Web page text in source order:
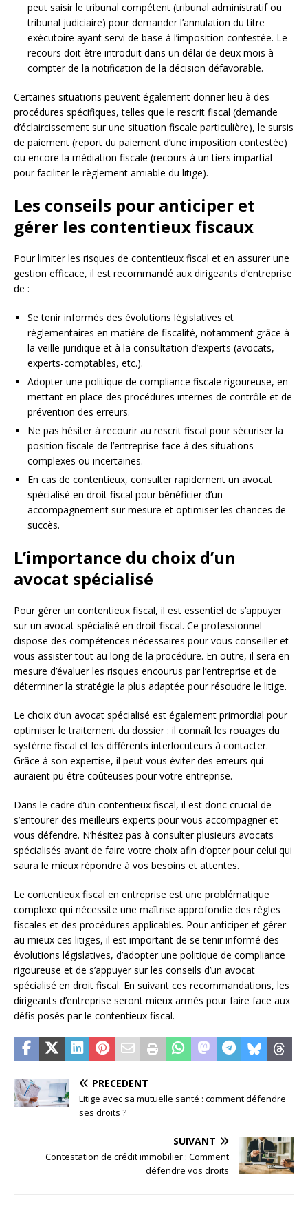
peut saisir le tribunal compétent (tribunal administratif ou
tribunal judiciaire) pour demander l’annulation du titre
exécutoire ayant servi de base à l’imposition contestée. Le
recours doit être introduit dans un délai de deux mois à
compter de la notification de la décision défavorable.
Certaines situations peuvent également donner lieu à des
procédures spécifiques, telles que le rescrit fiscal (demande
d’éclaircissement sur une situation fiscale particulière), le sursis
de paiement (report du paiement d’une imposition contestée)
ou encore la médiation fiscale (recours à un tiers impartial
pour faciliter le règlement amiable du litige).
Les conseils pour anticiper et
gérer les contentieux fiscaux
Pour limiter les risques de contentieux fiscal et en assurer une
gestion efficace, il est recommandé aux dirigeants d’entreprise
de :
Se tenir informés des évolutions législatives et
réglementaires en matière de fiscalité, notamment grâce à
la veille juridique et à la consultation d’experts (avocats,
experts-comptables, etc.).
Adopter une politique de compliance fiscale rigoureuse, en
mettant en place des procédures internes de contrôle et de
prévention des erreurs.
Ne pas hésiter à recourir au rescrit fiscal pour sécuriser la
position fiscale de l’entreprise face à des situations
complexes ou incertaines.
En cas de contentieux, consulter rapidement un avocat
spécialisé en droit fiscal pour bénéficier d’un
accompagnement sur mesure et optimiser les chances de
succès.
L’importance du choix d’un
avocat spécialisé
Pour gérer un contentieux fiscal, il est essentiel de s’appuyer
sur un avocat spécialisé en droit fiscal. Ce professionnel
dispose des compétences nécessaires pour vous conseiller et
vous assister tout au long de la procédure. En outre, il sera en
mesure d’évaluer les risques encourus par l’entreprise et de
déterminer la stratégie la plus adaptée pour résoudre le litige.
Le choix d’un avocat spécialisé est également primordial pour
optimiser le traitement du dossier : il connaît les rouages du
système fiscal et les différents interlocuteurs à contacter.
Grâce à son expertise, il peut vous éviter des erreurs qui
auraient pu être coûteuses pour votre entreprise.
Dans le cadre d’un contentieux fiscal, il est donc crucial de
s’entourer des meilleurs experts pour vous accompagner et
vous défendre. N’hésitez pas à consulter plusieurs avocats
spécialisés avant de faire votre choix afin d’opter pour celui qui
saura le mieux répondre à vos besoins et attentes.
Le contentieux fiscal en entreprise est une problématique
complexe qui nécessite une maîtrise approfondie des règles
fiscales et des procédures applicables. Pour anticiper et gérer
au mieux ces litiges, il est important de se tenir informé des
évolutions législatives, d’adopter une politique de compliance
rigoureuse et de s’appuyer sur les conseils d’un avocat
spécialisé en droit fiscal. En suivant ces recommandations, les
dirigeants d’entreprise seront mieux armés pour faire face aux
défis posés par le contentieux fiscal.
PRÉCÉDENT
Litige avec sa mutuelle santé : comment défendre
ses droits ?
SUIVANT
Contestation de crédit immobilier : Comment
défendre vos droits